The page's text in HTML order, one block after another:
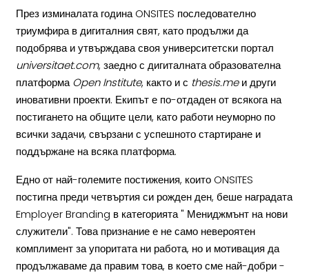
През изминалата година ONSITES последователно
триумфира в дигиталния свят, като продължи да
подобрява и утвърждава своя университетски портал
universitaet.com, заедно с дигиталната образователна
платформаOpen Institute, както и с thesis.meи други
иновативни проекти. Екипът е по-отдаден от всякога на
постигането на общите цели, като работи неуморно по
всички задачи, свързани с успешното стартиране и
поддържане на всяка платформа.
Едно от най-големите постижения, които ONSITES
постигна преди четвъртия си рожден ден, беше наградата
Employer Branding в категорията " Мениджмънт на нови
служители". Това признание е не само невероятен
комплимент за упоритата ни работа, но и мотивация да
продължаваме да правим това, в което сме най-добри -